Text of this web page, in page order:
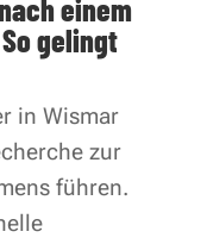
einem
gelingt
in Wismar
zur
führen.